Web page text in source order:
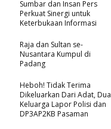
Sumbar dan Insan Pers
Perkuat Sinergi untuk
Keterbukaan Informasi
Raja dan Sultan se-
Nusantara Kumpul di
Padang
Heboh! Tidak Terima
Dikeluarkan Dari Adat, Dua
Keluarga Lapor Polisi dan
DP3AP2KB Pasaman